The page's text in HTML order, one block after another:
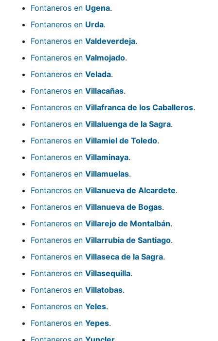
Fontaneros en Ugena.
Fontaneros en Urda.
Fontaneros en Valdeverdeja.
Fontaneros en Valmojado.
Fontaneros en Velada.
Fontaneros en Villacañas.
Fontaneros en Villafranca de los Caballeros.
Fontaneros en Villaluenga de la Sagra.
Fontaneros en Villamiel de Toledo.
Fontaneros en Villaminaya.
Fontaneros en Villamuelas.
Fontaneros en Villanueva de Alcardete.
Fontaneros en Villanueva de Bogas.
Fontaneros en Villarejo de Montalbán.
Fontaneros en Villarrubia de Santiago.
Fontaneros en Villaseca de la Sagra.
Fontaneros en Villasequilla.
Fontaneros en Villatobas.
Fontaneros en Yeles.
Fontaneros en Yepes.